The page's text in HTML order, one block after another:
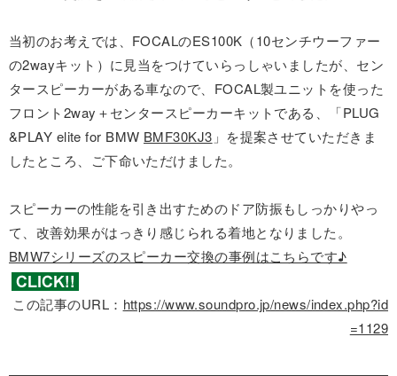
当初のお考えでは、FOCALのES100K（10センチウーファー
の2wayキット）に見当をつけていらっしゃいましたが、セン
タースピーカーがある車なので、FOCAL製ユニットを使った
フロント2way＋センタースピーカーキットである、「PLUG
&PLAY elite for BMW BMF30KJ3 」を提案させていただきま
したところ、ご下命いただけました。
スピーカーの性能を引き出すためのドア防振もしっかりやっ
て、改善効果がはっきり感じられる着地となりました。
BMW7シリーズのスピーカー交換の事例はこちらです♪
この記事のURL： https://www.soundpro.jp/news/index.php?id
=1129